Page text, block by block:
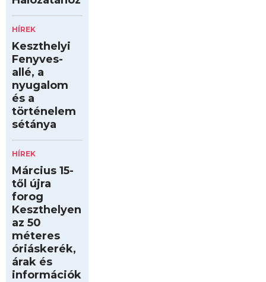
HÍREK
Keszthelyi
Fenyves-
allé, a
nyugalom
és a
történelem
sétánya
HÍREK
Március 15-
től újra
forog
Keszthelyen
az 50
méteres
óriáskerék,
árak és
információk